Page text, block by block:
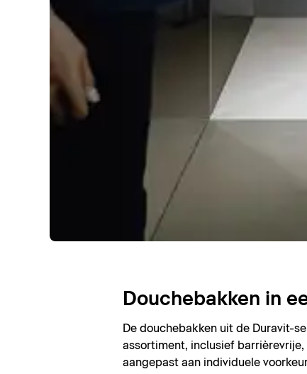
Douchebakken in
De douchebakken uit de Duravit-
assortiment, inclusief
aangepast aan individuele